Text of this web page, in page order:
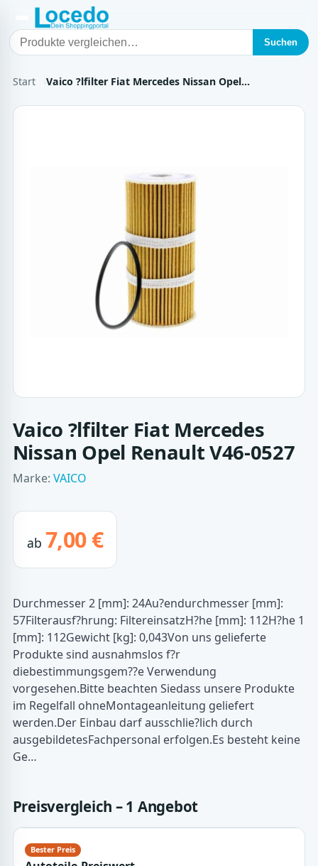
Suchen
Start Vaico ?lfilter Fiat Mercedes Nissan Opel…
Vaico ?lfilter Fiat Mercedes
Nissan Opel Renault V46-0527
Marke: VAICO
ab 7,00 €
Durchmesser 2 [mm]: 24Au?endurchmesser [mm]:
57Filterausf?hrung: FiltereinsatzH?he [mm]: 112H?he 1
[mm]: 112Gewicht [kg]: 0,043Von uns gelieferte
Produkte sind ausnahmslos f?r
diebestimmungsgem??e Verwendung
vorgesehen.Bitte beachten Siedass unsere Produkte
im Regelfall ohneMontageanleitung geliefert
werden.Der Einbau darf ausschlie?lich durch
ausgebildetesFachpersonal erfolgen.Es besteht keine
Ge…
Preisvergleich – 1 Angebot